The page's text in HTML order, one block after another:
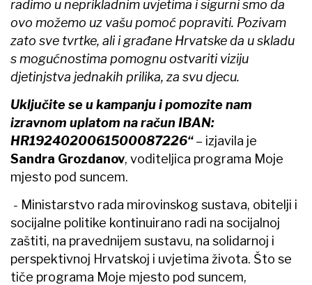
radimo u neprikladnim uvjetima i sigurni smo da
ovo možemo uz vašu pomoć popraviti. Pozivam
zato sve tvrtke, ali i građane Hrvatske da u skladu
s mogućnostima pomognu ostvariti viziju
djetinjstva jednakih prilika, za svu djecu.
Uključite se u kampanju i pomozite nam
izravnom uplatom na računIBAN:
HR1924020061500087226“ – izjavila je
Sandra Grozdanov, voditeljica programa Moje
mjesto pod suncem.
- Ministarstvo rada mirovinskog sustava, obitelji i
socijalne politike kontinuirano radi na socijalnoj
zaštiti, na pravednijem sustavu, na solidarnoj i
perspektivnoj Hrvatskoj i uvjetima života. Što se
tiče programa Moje mjesto pod suncem,